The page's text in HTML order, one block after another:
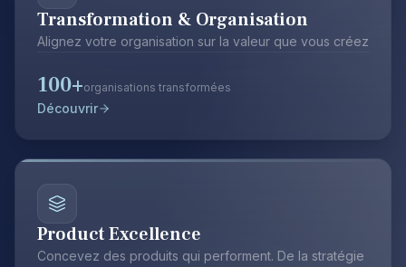
Transformation & Organisation
Alignez votre organisation sur la valeur que vous créez
100+organisations transformées
Découvrir
Product Excellence
Concevez des produits qui performent. De la stratégie